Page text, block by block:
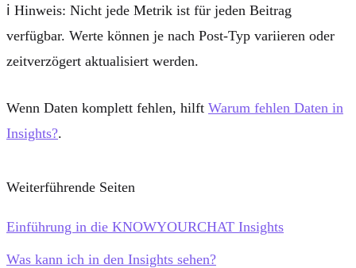
ℹ️ Hinweis: Nicht jede Metrik ist für jeden Beitrag
verfügbar. Werte können je nach Post-Typ variieren oder
zeitverzögert aktualisiert werden.
Wenn Daten komplett fehlen, hilft Warum fehlen Daten in
Insights?.
Weiterführende Seiten
Einführung in die KNOWYOURCHAT Insights
Was kann ich in den Insights sehen?